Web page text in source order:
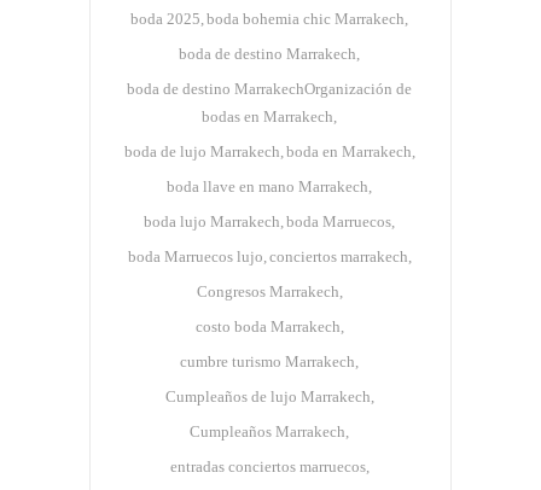
boda 2025 boda bohemia chic Marrakech
boda de destino Marrakech
boda de destino MarrakechOrganización de
bodas en Marrakech
boda de lujo Marrakech boda en Marrakech
boda llave en mano Marrakech
boda lujo Marrakech boda Marruecos
boda Marruecos lujo conciertos marrakech
Congresos Marrakech
costo boda Marrakech
cumbre turismo Marrakech
Cumpleaños de lujo Marrakech
Cumpleaños Marrakech
entradas conciertos marruecos